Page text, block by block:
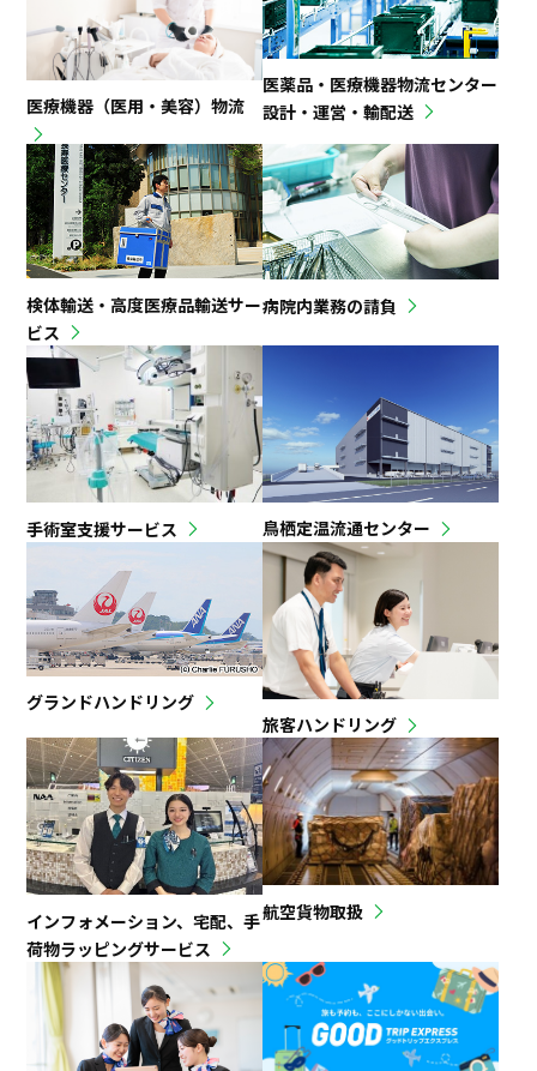
医療機器（医用・美容）物流
医薬品・医療機器物流センター
設計・運営・輸配送
検体輸送・高度医療品輸送サー
ビス
病院内業務の請負
手術室支援サービス 鳥栖定温流通センター
グランドハンドリング
旅客ハンドリング
インフォメーション、宅配、手
荷物ラッピングサービス
航空貨物取扱